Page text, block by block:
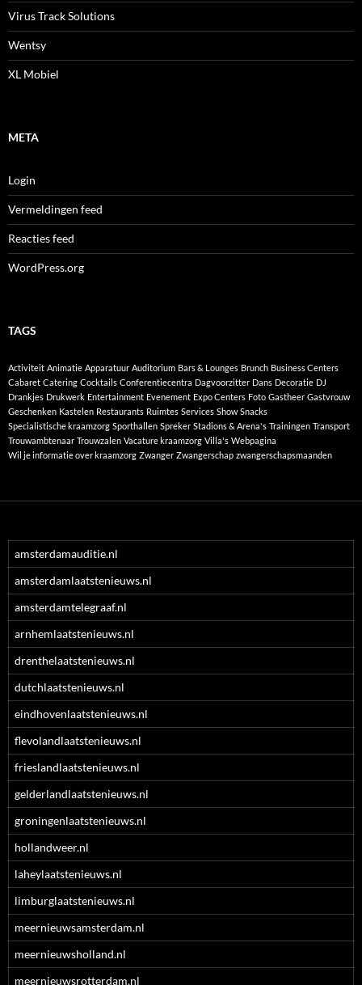
Virus Track Solutions
Wentsy
XL Mobiel
META
Login
Vermeldingen feed
Reacties feed
WordPress.org
TAGS
Activiteit Animatie Apparatuur Auditorium Bars & Lounges Brunch Business Centers
Cabaret Catering Cocktails Conferentiecentra Dagvoorzitter Dans Decoratie DJ
Drankjes Drukwerk Entertainment Evenement Expo Centers Foto Gastheer Gastvrouw
Geschenken Kastelen Restaurants Ruimtes Services Show Snacks
Specialistische kraamzorg Sporthallen Spreker Stadions & Arena's Trainingen Transport
Trouwambtenaar Trouwzalen Vacature kraamzorg Villa's Webpagina
Wil je informatie over kraamzorg Zwanger Zwangerschap zwangerschapsmaanden
amsterdamauditie.nl
amsterdamlaatstenieuws.nl
amsterdamtelegraaf.nl
arnhemlaatstenieuws.nl
drenthelaatstenieuws.nl
dutchlaatstenieuws.nl
eindhovenlaatstenieuws.nl
flevolandlaatstenieuws.nl
frieslandlaatstenieuws.nl
gelderlandlaatstenieuws.nl
groningenlaatstenieuws.nl
hollandweer.nl
laheylaatstenieuws.nl
limburglaatstenieuws.nl
meernieuwsamsterdam.nl
meernieuwsholland.nl
meernieuwsrotterdam.nl